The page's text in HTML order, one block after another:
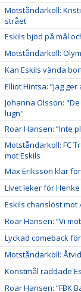
Motståndarkoll:
strået
Eskils bjöd på mål
Motståndarkoll:
Kan Eskils vända
Elliot Hintsa: ”Jag
Johanna Olsson:
lugn"
Roar Hansen: ”Inte
Motståndarkoll: FC
mot Eskils
Max Eriksson klar
Livet leker för
Eskils chanslöst mot
Roar Hansen: ”Vi
Lyckad comeback
Motståndarkoll:
Konstmål räddade
Roar Hansen: ”FBK